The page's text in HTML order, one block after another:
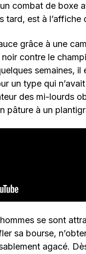
combat de boxe
tard, est à l’affiche
grâce à une
contre le
semaines,
un type qui
des mi-lourds
pâture à un
se sont
sa bourse,
agacé.